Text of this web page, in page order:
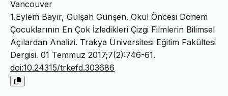
Vancouver
1.Eylem Bayır, Gülşah Günşen. Okul Öncesi Dönem
Çocuklarının En Çok İzledikleri Çizgi Filmlerin Bilimsel
Açılardan Analizi. Trakya Üniversitesi Eğitim Fakültesi
Dergisi. 01 Temmuz 2017;7(2):746-61.
doi:10.24315/trkefd.303686